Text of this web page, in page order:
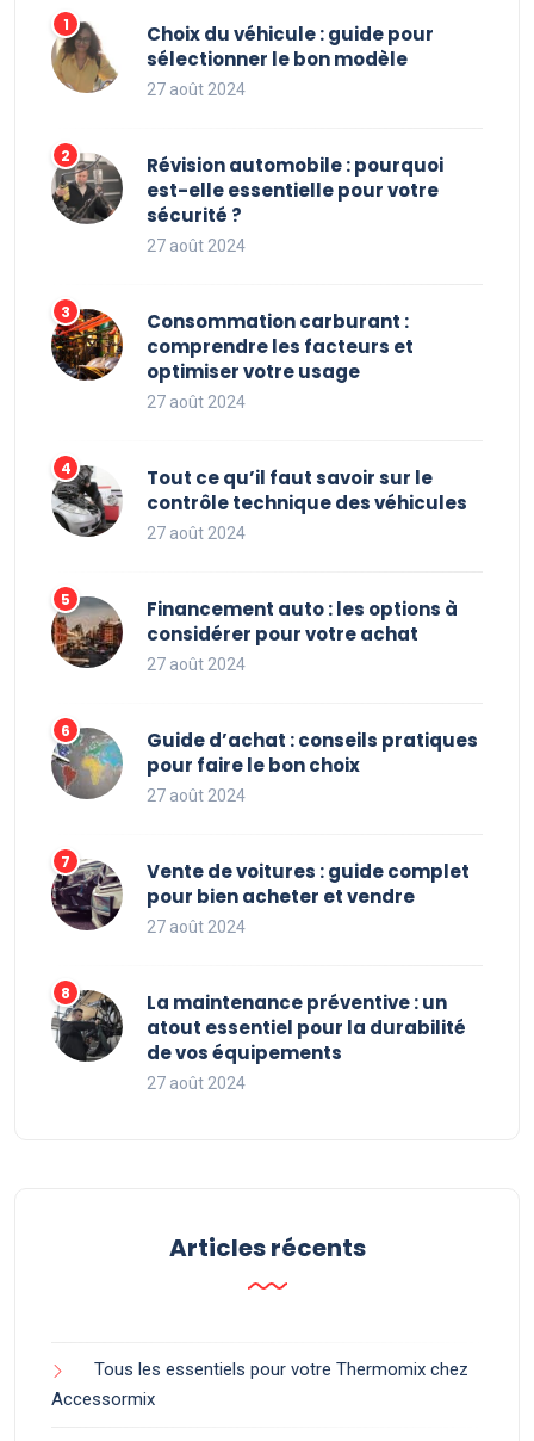
Choix du véhicule : guide pour
sélectionner le bon modèle
27 août 2024
Révision automobile : pourquoi
est-elle essentielle pour votre
sécurité ?
27 août 2024
Consommation carburant :
comprendre les facteurs et
optimiser votre usage
27 août 2024
Tout ce qu’il faut savoir sur le
contrôle technique des véhicules
27 août 2024
Financement auto : les options à
considérer pour votre achat
27 août 2024
Guide d’achat : conseils pratiques
pour faire le bon choix
27 août 2024
Vente de voitures : guide complet
pour bien acheter et vendre
27 août 2024
La maintenance préventive : un
atout essentiel pour la durabilité
de vos équipements
27 août 2024
Articles récents
Tous les essentiels pour votre Thermomix chez
Accessormix